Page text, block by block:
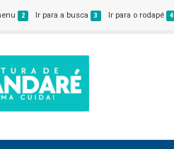
2 Ir para a busca 3 Ir para o rodapé 4